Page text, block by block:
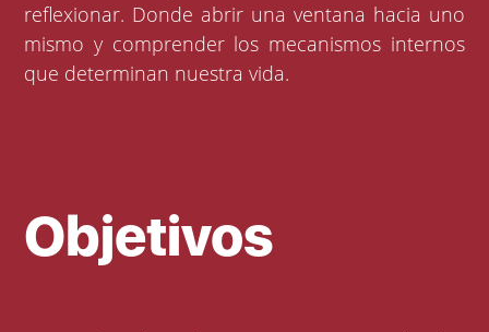
reflexionar. Donde abrir una ventana hacia uno
mismo y comprender los mecanismos internos
que determinan nuestra vida.
Objetivos